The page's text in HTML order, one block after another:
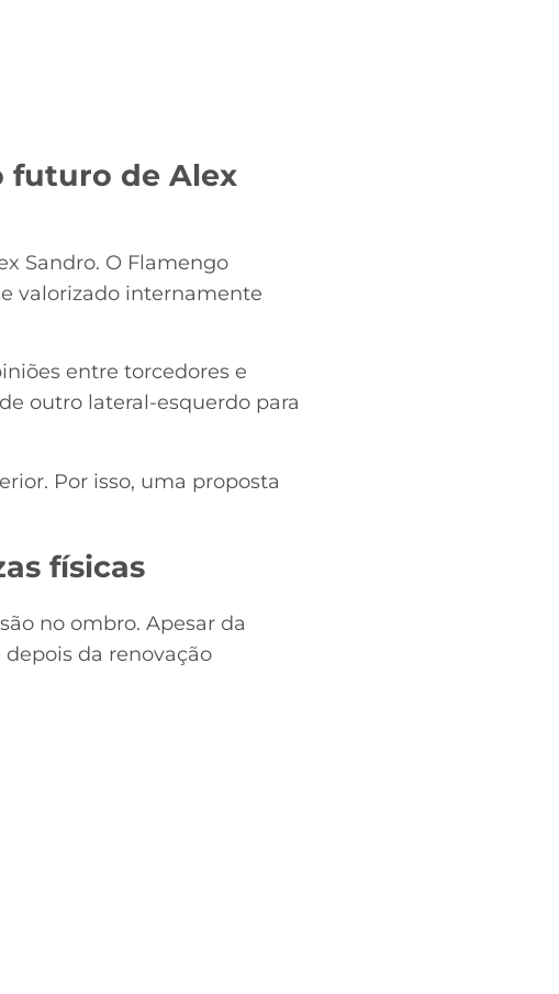
futuro de Alex
Sandro. O Flamengo
valorizado internamente
entre torcedores e
outro lateral-esquerdo para
Por isso, uma proposta
físicas
no ombro. Apesar da
da renovação